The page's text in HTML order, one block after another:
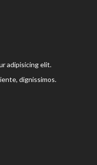
adipisicing elit.
dignissimos.